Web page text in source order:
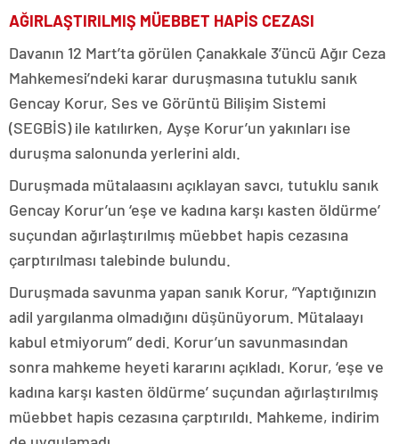
AĞIRLAŞTIRILMIŞ MÜEBBET HAPİS CEZASI
Davanın 12 Mart’ta görülen Çanakkale 3’üncü Ağır Ceza
Mahkemesi’ndeki karar duruşmasına tutuklu sanık
Gencay Korur, Ses ve Görüntü Bilişim Sistemi
(SEGBİS) ile katılırken, Ayşe Korur’un yakınları ise
duruşma salonunda yerlerini aldı.
Duruşmada mütalaasını açıklayan savcı, tutuklu sanık
Gencay Korur’un ‘eşe ve kadına karşı kasten öldürme’
suçundan ağırlaştırılmış müebbet hapis cezasına
çarptırılması talebinde bulundu.
Duruşmada savunma yapan sanık Korur, “Yaptığınızın
adil yargılanma olmadığını düşünüyorum. Mütalaayı
kabul etmiyorum” dedi. Korur’un savunmasından
sonra mahkeme heyeti kararını açıkladı. Korur, ‘eşe ve
kadına karşı kasten öldürme’ suçundan ağırlaştırılmış
müebbet hapis cezasına çarptırıldı. Mahkeme, indirim